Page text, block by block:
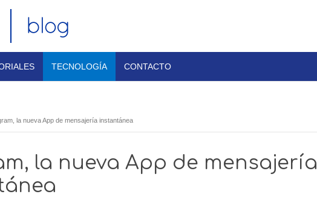
TECNOLOGÍA CONTACTO
la nueva App de mensajería instantánea
la nueva App de mensajería